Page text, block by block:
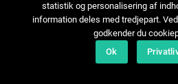
statistik og personalisering af
information deles med tredjepart.
godkender du
Ok